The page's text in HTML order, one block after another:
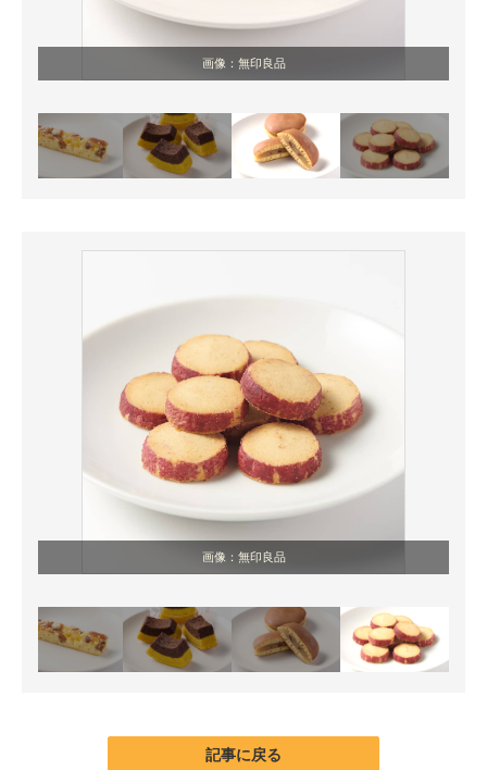
画像：無印良品
画像：無印良品
記事に戻る